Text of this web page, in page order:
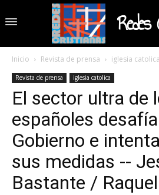
Inicio Revista de prensa iglesia catolica
Revista de prensa iglesia catolica
El sector ultra de
españoles
Gobierno e
sus medidas --
Bastante /